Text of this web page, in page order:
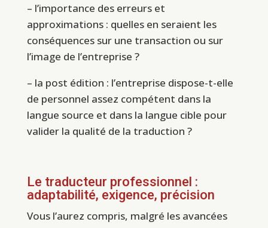
– l’importance des erreurs et
approximations : quelles en seraient les
conséquences sur une transaction ou sur
l’image de l’entreprise ?
– la post édition : l’entreprise dispose-t-elle
de personnel assez compétent dans la
langue source et dans la langue cible pour
valider la qualité de la traduction ?
Le traducteur professionnel :
adaptabilité, exigence, précision
Vous l’aurez compris, malgré les avancées